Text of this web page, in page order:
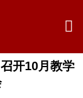

开10月教学